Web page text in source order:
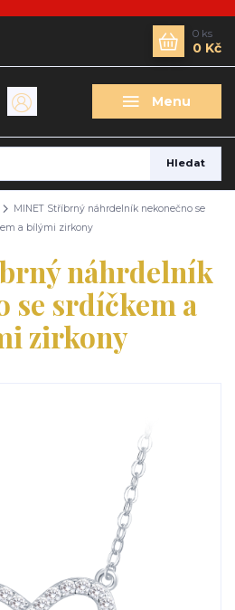
Menu
Hledat
0 ks
0 Kč
MINET Stříbrný náhrdelník nekonečno se
a bílými zirkony
náhrdelník
se srdíčkem a
zirkony